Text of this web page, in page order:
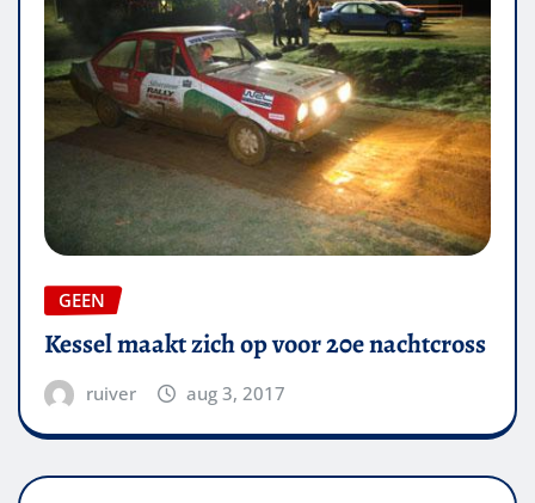
GEEN
Kessel maakt zich op voor 20e nachtcross
ruiver aug 3, 2017